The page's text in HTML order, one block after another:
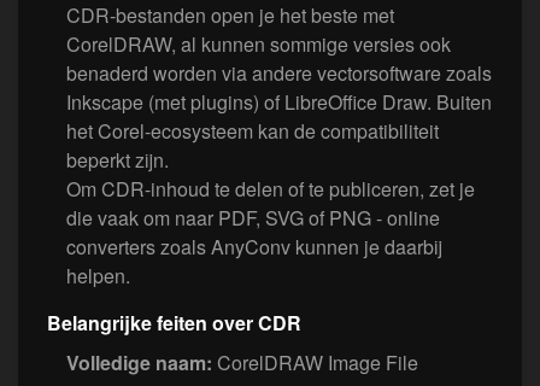
CDR-bestanden open je het beste met
CorelDRAW, al kunnen sommige versies ook
benaderd worden via andere vectorsoftware zoals
Inkscape (met plugins) of LibreOffice Draw. Buiten
het Corel-ecosysteem kan de compatibiliteit
beperkt zijn.
Om CDR-inhoud te delen of te publiceren, zet je
die vaak om naar PDF, SVG of PNG - online
converters zoals AnyConv kunnen je daarbij
helpen.
Belangrijke feiten over CDR
Volledige naam: CorelDRAW Image File